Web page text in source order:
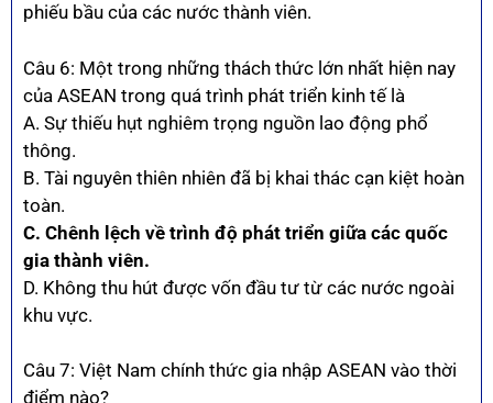
phiếu bầu của các nước thành viên.
Câu 6: Một trong những thách thức lớn nhất hiện nay
của ASEAN trong quá trình phát triển kinh tế là
A. Sự thiếu hụt nghiêm trọng nguồn lao động phổ
thông.
B. Tài nguyên thiên nhiên đã bị khai thác cạn kiệt hoàn
toàn.
C. Chênh lệch về trình độ phát triển giữa các quốc
gia thành viên.
D. Không thu hút được vốn đầu tư từ các nước ngoài
khu vực.
Câu 7: Việt Nam chính thức gia nhập ASEAN vào thời
điểm nào?